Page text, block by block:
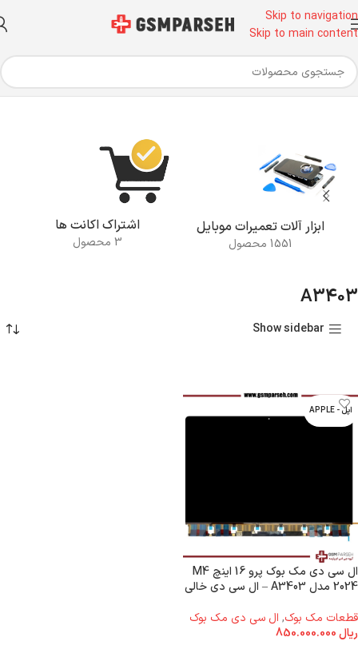
Skip to navigation
Skip to main content
خانه محصولات برچسب خورده “A3403”
ابزار آلات تعمیرات موبایل
1551 محصول
اشتراک اکانت ها
3 محصول
A3403
Show sidebar
اپل - APPLE
ال سی دی مک بوک پرو 16 اینچ M4
2024 مدل A3403 – ال سی دی خالی
قطعات مک بوک, ال سی دی مک بوک
ریال